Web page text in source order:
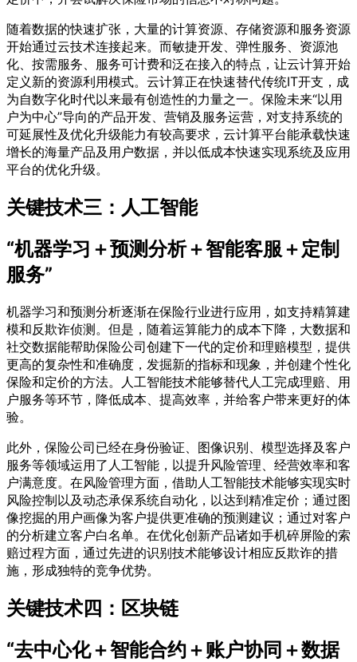
随着数据的快速扩张，大量的计算资源、存储资源和服务资源
开始通过云技术连接起来。而敏捷开发、弹性服务、资源池
化、按需服务、服务可计费和泛在接入的特点，让云计算开始
定义新的资源利用模式。云计算正在快速替代传统IT开支，成
为自数字化时代以来最有创造性的力量之一。保险未来“以用
户为中心”导向的产品开发、营销及服务运营，对支持系统的
可延展性及优化升级能力有较高要求，云计算平台能承载快速
增长的海量产品及用户数据，并以低成本快速实现系统及应用
平台的优化升级。
关键技术三：人工智能
“机器学习＋预测分析＋智能客服＋定制
服务”
机器学习和预测分析逐渐在保险行业进行应用，如支持精算建
模和反欺诈侦测。但是，随着运算能力的成本下降，大数据和
社交数据能帮助保险公司创建下一代的定价和理赔模型，提供
更高的复杂性和准确度，发掘新的指标和现象，并创建个性化
保险和定价的方法。人工智能技术能够替代人工完成理赔、用
户服务等环节，降低成本、提高效率，并给客户带来更好的体
验。
此外，保险公司已经在身份验证、图像识别、模型选择及客户
服务等领域运用了人工智能，以提升风险管理、经营效率和客
户满意度。在风险管理方面，借助人工智能技术能够实现实时
风险控制以及动态承保系统自动化，以达到精准定价；通过图
像挖掘的用户画像为客户提供更准确的预测建议；通过对客户
的分析建立客户白名单。在优化创新产品诸如手机碎屏险的索
赔过程方面，通过先进的识别技术能够设计相应反欺诈的措
施，形成独特的竞争优势。
关键技术四：区块链
“去中心化＋智能合约＋账户协同＋数据